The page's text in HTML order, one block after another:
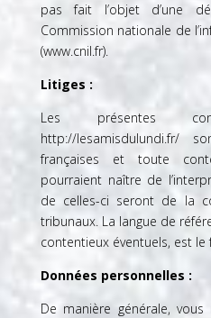
pas fait l’objet d’une
Commission nationale de
(www.cnil.fr).
Litiges :
Les présentes
http://lesamisdulundi.fr/
françaises et toute
pourraient naître de
de celles-ci seront de la
tribunaux. La langue de
contentieux éventuels, est le
Données personnelles :
De manière générale,